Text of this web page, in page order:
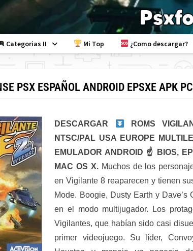
Categorias II Mi Top ¿Como descargar?
PSX ESPAÑOL ANDROID EPSXE APK PC
DESCARGAR
ROMS
NTSC/PAL USA EUROPE
EMULADOR ANDROID ☝
BIOS,
MAC OS X. Muchos de los
en Vigilante 8 reaparecen y tienen
Mode. Boogie, Dusty Earth y
en el modo multijugador. Los
Vigilantes, que habían sido casi
primer videojuego. Su líder,